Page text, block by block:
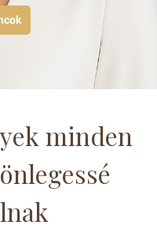
minden